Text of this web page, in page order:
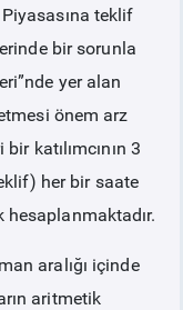
teklif
bir sorunla
yer alan
önem arz
katılımcının 3
her bir saate
hesaplanmaktadır.
aralığı içinde
aritmetik